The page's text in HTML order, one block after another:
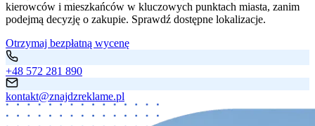
kierowców i mieszkańców w kluczowych punktach miasta, zanim
podejmą decyzję o zakupie. Sprawdź dostępne lokalizacje.
Otrzymaj bezpłatną wycenę
+48 572 281 890
kontakt@znajdzreklame.pl